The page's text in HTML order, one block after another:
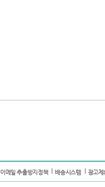
이메일 추출방지정책 배송시스템 광고